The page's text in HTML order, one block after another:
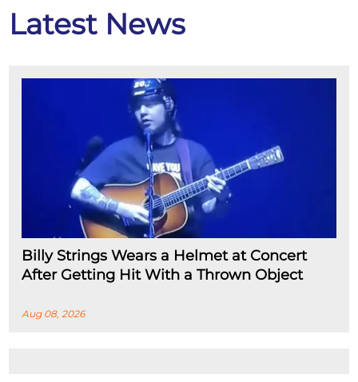
Latest News
Billy Strings Wears a Helmet at Concert
After Getting Hit With a Thrown Object
Aug 08, 2026